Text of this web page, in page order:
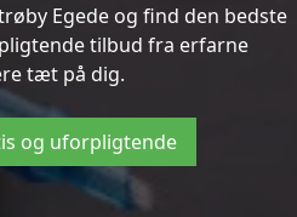
Egede og find den bedste
tilbud fra erfarne
tæt på dig.
og uforpligtende